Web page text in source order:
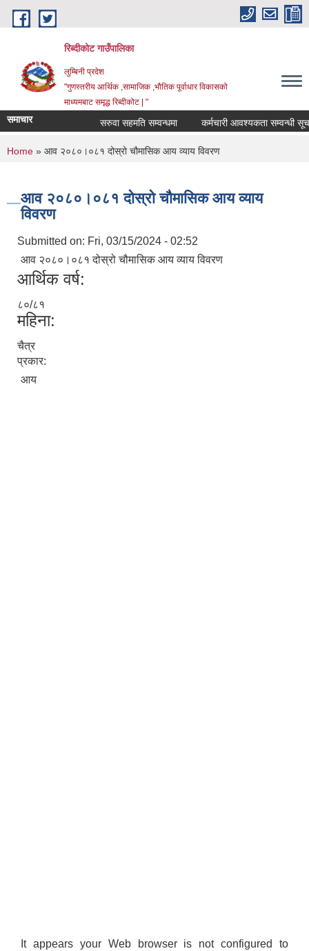
Skip to main content
रिब्दीकोट गाउँपालिका
लुम्बिनी प्रदेश
"गुणस्तरीय आर्थिक ,सामाजिक ,भौतिक पूर्वाधार विकासको
माध्यमबाट समृद्ध रिब्दीकोट | "
समाचार सरुवा सहमति सम्वन्धमा कर्मचारी आवश्यकता सम्वन्धी सूचना
You are here
Home » आव २०८०।०८१ दोस्रो चौमासिक आय व्याय विवरण
आव २०८०।०८१ दोस्रो चौमासिक आय व्याय
विवरण
Submitted on: Fri, 03/15/2024 - 02:52
आव २०८०।०८१ दोस्रो चौमासिक आय व्याय विवरण
आर्थिक वर्ष:
८०/८१
महिना:
चैत्र
प्रकार:
आय
It appears your Web browser is not configured to